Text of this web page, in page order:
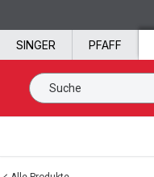
SINGER PFAFF
Suche SVP Worldwide